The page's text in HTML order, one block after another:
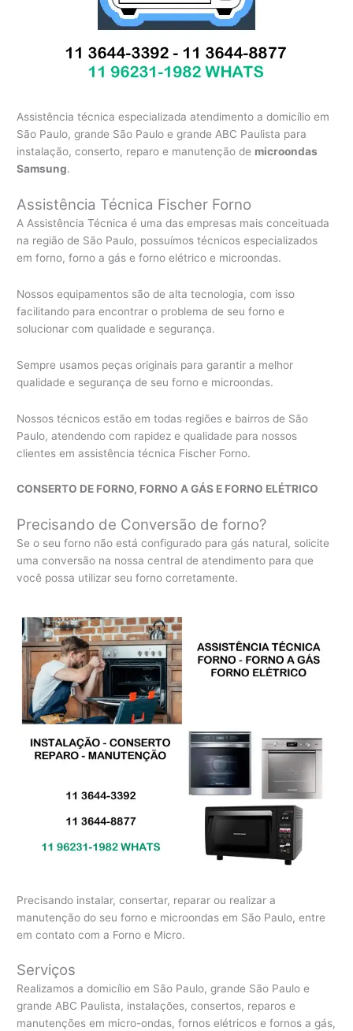
Assistência técnica especializada atendimento a domicílio em
São Paulo, grande São Paulo e grande ABC Paulista para
instalação, conserto, reparo e manutenção de microondas
Samsung.
Assistência Técnica Fischer Forno
A Assistência Técnica é uma das empresas mais conceituada
na região de São Paulo, possuímos técnicos especializados
em forno, forno a gás e forno elétrico e microondas.
Nossos equipamentos são de alta tecnologia, com isso
facilitando para encontrar o problema de seu forno e
solucionar com qualidade e segurança.
Sempre usamos peças originais para garantir a melhor
qualidade e segurança de seu forno e microondas.
Nossos técnicos estão em todas regiões e bairros de São
Paulo, atendendo com rapidez e qualidade para nossos
clientes em assistência técnica Fischer Forno.
CONSERTO DE FORNO, FORNO A GÁS E FORNO ELÉTRICO
Precisando de Conversão de forno?
Se o seu forno não está configurado para gás natural, solicite
uma conversão na nossa central de atendimento para que
você possa utilizar seu forno corretamente.
Precisando instalar, consertar, reparar ou realizar a
manutenção do seu forno e microondas em São Paulo, entre
em contato com a Forno e Micro.
Serviços
Realizamos a domicílio em São Paulo, grande São Paulo e
grande ABC Paulista, instalações, consertos, reparos e
manutenções em micro-ondas, fornos elétricos e fornos a gás,